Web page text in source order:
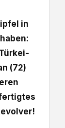
in
(72)